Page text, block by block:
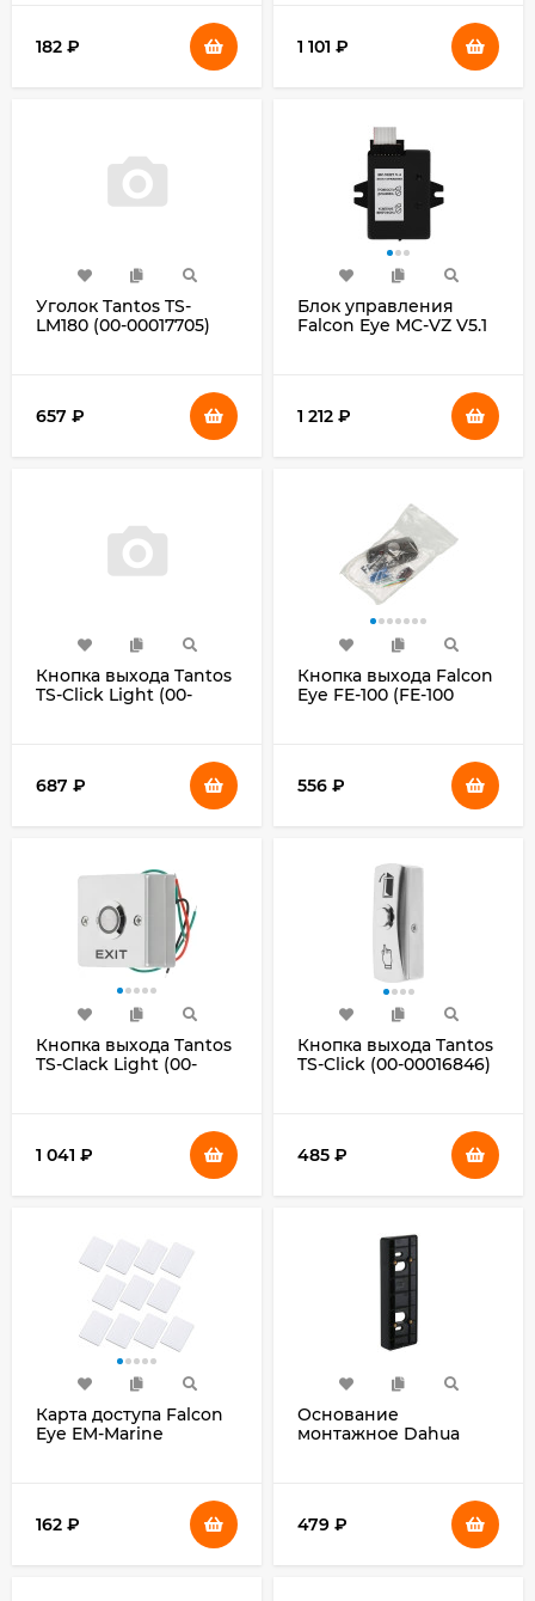
182 ₽ 1 101 ₽
Уголок Tantos TS-
LM180 (00-00017705)
657 ₽
Блок управления
Falcon Eye MC-VZ V5.1
1 212 ₽
Кнопка выхода Tantos
TS-Click Light (00-
687 ₽
Кнопка выхода Falcon
Eye FE-100 (FE-100
556 ₽
Кнопка выхода Tantos
TS-Clack Light (00-
1 041 ₽
Кнопка выхода Tantos
TS-Click (00-00016846)
485 ₽
Карта доступа Falcon
Eye EM-Marine
162 ₽
Основание
монтажное Dahua
479 ₽